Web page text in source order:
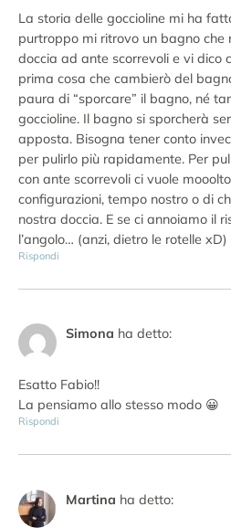
La storia delle goccioline mi ha
purtroppo mi ritrovo un bagno che
doccia ad ante scorrevoli e vi dico
prima cosa che cambierò del
paura di “sporcare” il bagno, né
goccioline. Il bagno si sporcherà
apposta. Bisogna tener conto
per pulirlo più rapidamente. Per
con ante scorrevoli ci vuole
configurazioni, tempo nostro o di
nostra doccia. E se ci annoiamo il
l’angolo… (anzi, dietro le rotelle xD)
Rispondi
Simona ha detto:
Esatto Fabio!!
La pensiamo allo stesso modo 😀
Rispondi
Martina ha detto: